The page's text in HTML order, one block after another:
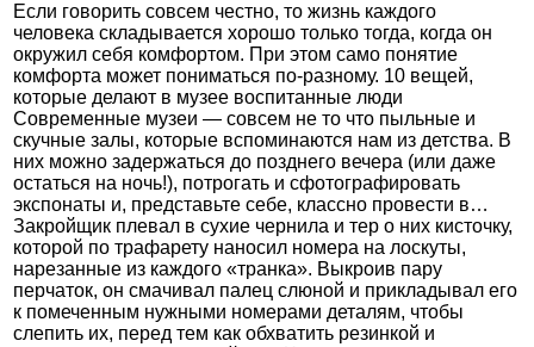
Если говорить совсем честно, то жизнь каждого
человека складывается хорошо только тогда, когда он
окружил себя комфортом. При этом само понятие
комфорта может пониматься по-разному. 10 вещей,
которые делают в музее воспитанные люди
Современные музеи — совсем не то что пыльные и
скучные залы, которые вспоминаются нам из детства. В
них можно задержаться до позднего вечера (или даже
остаться на ночь!), потрогать и сфотографировать
экспонаты и, представьте себе, классно провести в…
Закройщик плевал в сухие чернила и тер о них кисточку,
которой по трафарету наносил номера на лоскуты,
нарезанные из каждого «транка». Выкроив пару
перчаток, он смачивал палец слюной и прикладывал его
к помеченным нужными номерами деталям, чтобы
слепить их, перед тем как обхватить резинкой и